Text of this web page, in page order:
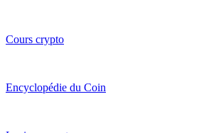
Cours crypto
Encyclopédie du Coin